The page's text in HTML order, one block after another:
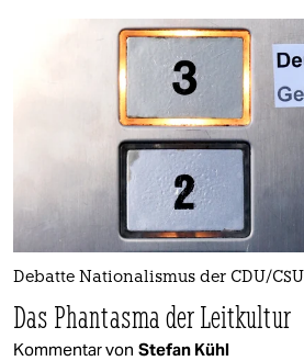
Debatte Nationalismus der CDU/CSU
Das Phantasma der Leitkultur
Kommentar von Stefan Kühl